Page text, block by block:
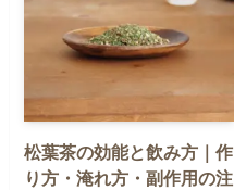
松葉茶の効能と飲み方｜作
り方・淹れ方・副作用の注